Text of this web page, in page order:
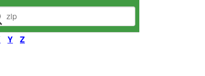
suchen
Y Z